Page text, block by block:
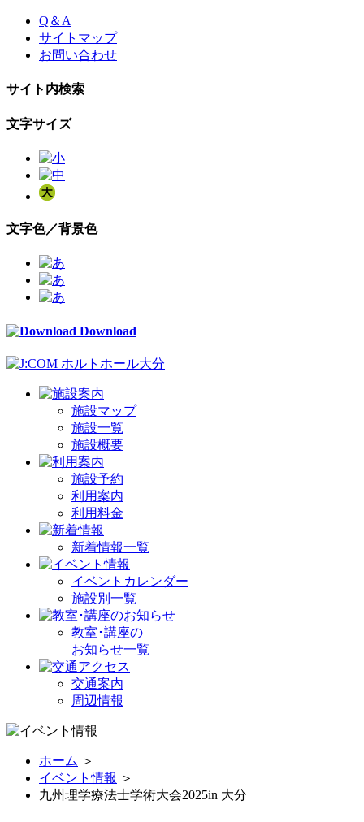
Skip
content
Q＆A
サイトマップ
お問い合わせ
サイト内検索
文字サイズ
文字色／背景色
Download
施設マップ
施設一覧
施設概要
施設予約
利用案内
利用料金
新着情報一覧
イベントカレンダー
施設別一覧
教室･講座の
お知らせ一覧
交通案内
周辺情報
ホーム ＞
イベント情報 ＞
九州理学療法士学術大会2025in 大分